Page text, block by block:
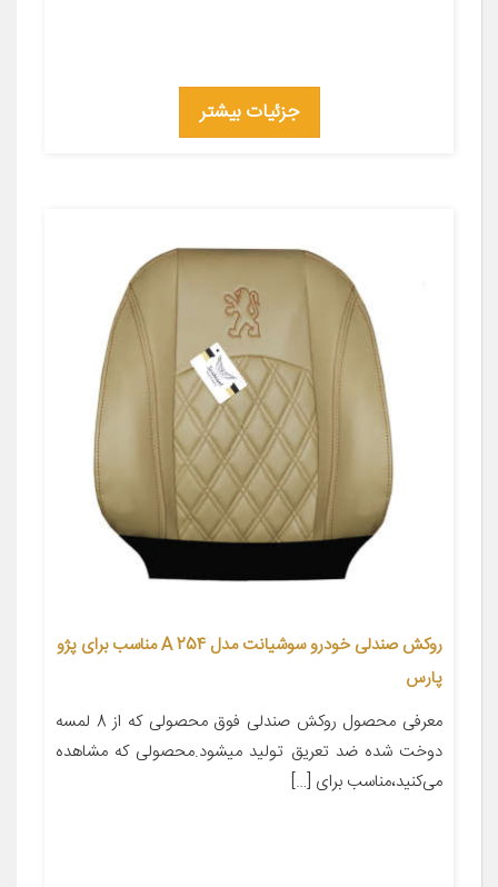
جزئیات بیشتر
روکش صندلی خودرو سوشیانت مدل A 254 مناسب برای پژو
پارس
معرفی محصول روکش صندلی فوق محصولی که از 8 لمسه
دوخت شده ضد تعریق تولید میشود.محصولی که مشاهده
می‌کنید،مناسب برای […]